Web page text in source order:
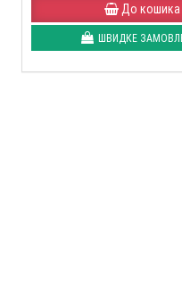
До кошика
ШВИДКЕ